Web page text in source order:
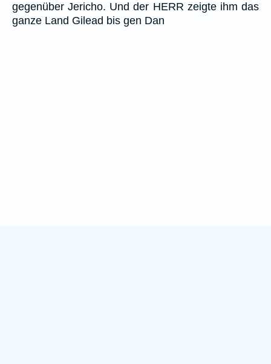
gegenüber Jericho. Und der HERR zeigte ihm das
ganze Land Gilead bis gen Dan